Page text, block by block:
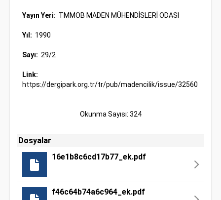
Yayın Yeri: TMMOB MADEN MÜHENDİSLERİ ODASI
Yıl: 1990
Sayı: 29/2
Link:
https://dergipark.org.tr/tr/pub/madencilik/issue/32560
Okunma Sayısı: 324
Dosyalar
16e1b8c6cd17b77_ek.pdf
f46c64b74a6c964_ek.pdf